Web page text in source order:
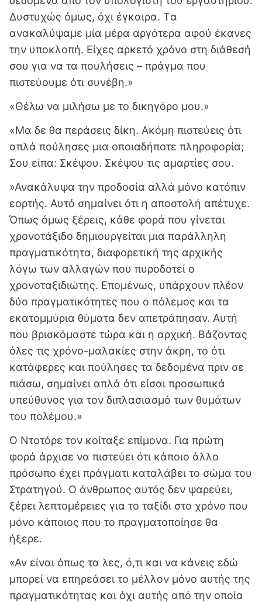
Δυστυχώς όμως, όχι έγκαιρα. Tα
ανακαλύψαμε μία μέρα αργότερα αφού έκανες
την υποκλοπή. Είχες αρκετό χρόνο στη διάθεσή
σου για να τα πουλήσεις – πράγμα που
πιστεύουμε ότι συνέβη.»
«Θέλω να μιλήσω με το δικηγόρο μου.»
«Μα δε θα περάσεις δίκη. Ακόμη πιστεύεις ότι
απλά πούλησες μια οποιαδήποτε πληροφορία;
Σου είπα: Σκέψου. Σκέψου τις αμαρτίες σου.
»Ανακάλυψα την προδοσία αλλά μόνο κατόπιν
εορτής. Αυτό σημαίνει ότι η αποστολή απέτυχε.
Όπως όμως ξέρεις, κάθε φορά που γίνεται
χρονοτάξιδο δημιουργείται μια παράλληλη
πραγματικότητα, διαφορετική της αρχικής
λόγω των αλλαγών που πυροδοτεί ο
χρονοταξιδιώτης. Επομένως, υπάρχουν πλέον
δύο πραγματικότητες που ο πόλεμος και τα
εκατομμύρια θύματα δεν απετράπησαν. Αυτή
που βρισκόμαστε τώρα και η αρχική. Βάζοντας
όλες τις χρόνο-μαλακίες στην άκρη, το ότι
κατάφερες και πούλησες τα δεδομένα πριν σε
πιάσω, σημαίνει απλά ότι είσαι προσωπικά
υπεύθυνος για τον διπλασιασμό των θυμάτων
του πολέμου.»
Ο Ντοτόρε τον κοίταξε επίμονα. Για πρώτη
φορά άρχισε να πιστεύει ότι κάποιο άλλο
πρόσωπο έχει πράγματι καταλάβει το σώμα του
Στρατηγού. Ο άνθρωπος αυτός δεν ψαρεύει,
ξέρει λεπτομέρειες για το ταξίδι στο χρόνο που
μόνο κάποιος που το πραγματοποίησε θα
ήξερε.
«Αν είναι όπως τα λες, ό,τι και να κάνεις εδώ
μπορεί να επηρεάσει το μέλλον μόνο αυτής της
πραγματικότητας και όχι αυτής από την οποία